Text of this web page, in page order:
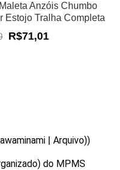
Anzóis Chumbo
Estojo Tralha Completa
R$71,01
| Arquivo))
do MPMS